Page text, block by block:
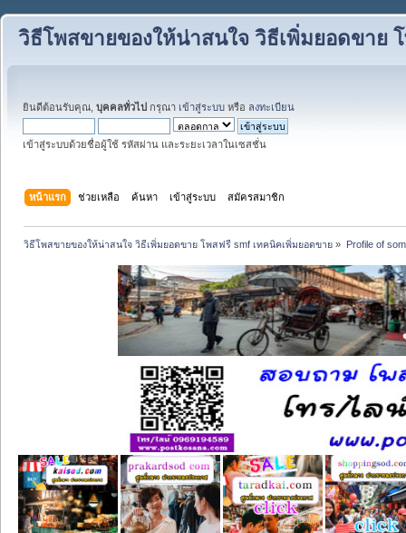
วิธีโพสขายของให้น่าสนใจ วิธีเพิ่มยอดขาย
ยินดีต้อนรับคุณ, บุคคลทั่วไป กรุณา เข้าสู่ระบบ หรือ ลงทะเบียน
เข้าสู่ระบบด้วยชื่อผู้ใช้ รหัสผ่าน และระยะเวลาในเซสชั่น
หน้าแรก ช่วยเหลือ ค้นหา เข้าสู่ระบบ สมัครสมาชิก
วิธีโพสขายของให้น่าสนใจ วิธีเพิ่มยอดขาย โพสฟรี smf เทคนิคเพิ่มยอดขาย » Profile of